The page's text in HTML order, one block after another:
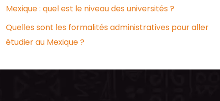
Mexique : quel est le niveau des universités ?
Quelles sont les formalités administratives pour aller
étudier au Mexique ?